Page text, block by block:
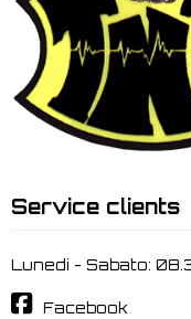
Service clients
Lunedi - Sabato:
Facebook